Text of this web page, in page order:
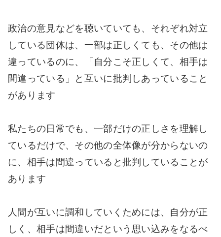
政治の意見などを聴いていても、それぞれ対立
している団体は、一部は正しくても、その他は
違っているのに、「自分こそ正しくて、相手は
間違っている」と互いに批判しあっていること
があります
私たちの日常でも、一部だけの正しさを理解し
ているだけで、その他の全体像が分からないの
に、相手は間違っていると批判していることが
あります
人間が互いに調和していくためには、自分が正
しく、相手は間違いだという思い込みをなるべ